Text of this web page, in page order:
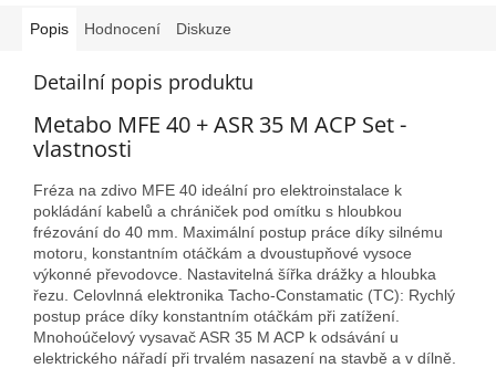
Popis Hodnocení Diskuze
Detailní popis produktu
Metabo MFE 40 + ASR 35 M ACP Set -
vlastnosti
Fréza na zdivo MFE 40 ideální pro elektroinstalace k
pokládání kabelů a chrániček pod omítku s hloubkou
frézování do 40 mm. Maximální postup práce díky silnému
motoru, konstantním otáčkám a dvoustupňové vysoce
výkonné převodovce. Nastavitelná šířka drážky a hloubka
řezu. Celovlnná elektronika Tacho-Constamatic (TC): Rychlý
postup práce díky konstantním otáčkám při zatížení.
Mnohoúčelový vysavač ASR 35 M ACP k odsávání u
elektrického nářadí při trvalém nasazení na stavbě a v dílně.